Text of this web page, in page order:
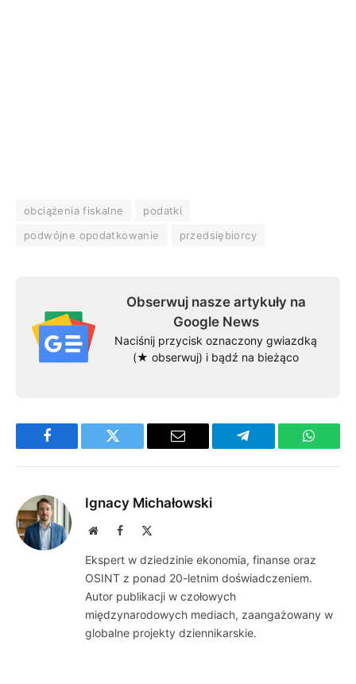
obciążenia fiskalne
podatki
podwójne opodatkowanie
przedsiębiorcy
Obserwuj nasze artykuły na
Google News
Naciśnij przycisk oznaczony gwiazdką
(★ obserwuj) i bądź na bieżąco
Facebook Twitter Email Telegram
Ignacy Michałowski
WebsiteFacebook
Ekspert w dziedzinie ekonomia, finanse oraz
OSINT z ponad 20-letnim doświadczeniem.
Autor publikacji w czołowych
międzynarodowych mediach, zaangażowany w
globalne projekty dziennikarskie.